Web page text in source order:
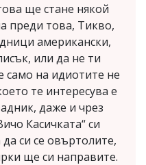
ще стане някой
преди това, Тикво,
американски,
или да не ти
само на идиотите не
те интересува е
даже и чрез
Касичката“ си
си се овъртолите,
ще си направите.